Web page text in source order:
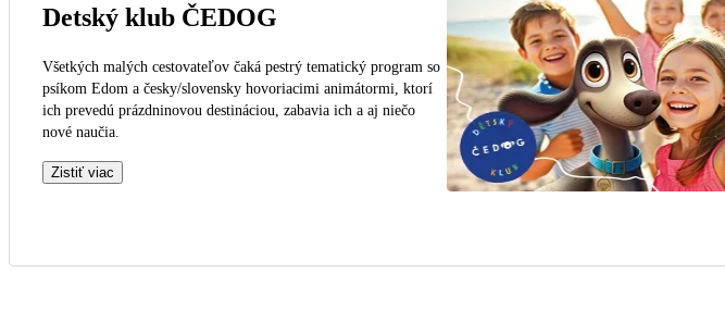
Detský klub ČEDOG
Všetkých malých cestovateľov čaká pestrý tematický program so
psíkom Edom a česky/slovensky hovoriacimi animátormi, ktorí
ich prevedú prázdninovou destináciou, zabavia ich a aj niečo
nové naučia.
Zistiť viac